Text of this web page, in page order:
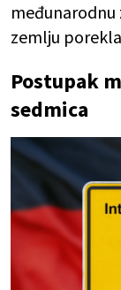
međunarodnu
zemlju
Postupak
sedmica